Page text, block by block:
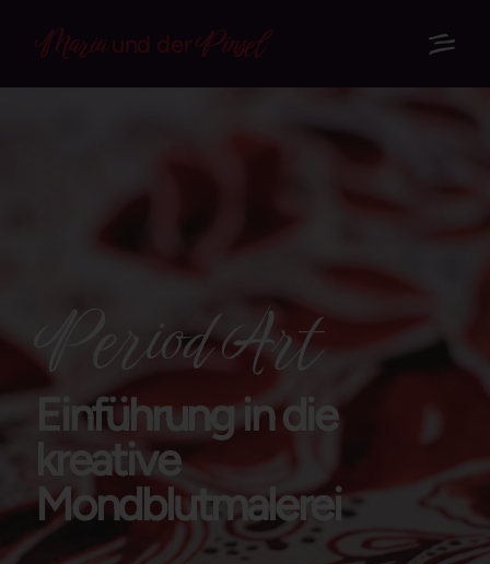
Mariaund derPinsel
Period Art
Einführung in die
kreative
Mondblutmalerei